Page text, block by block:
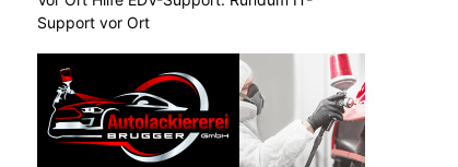
Support vor Ort